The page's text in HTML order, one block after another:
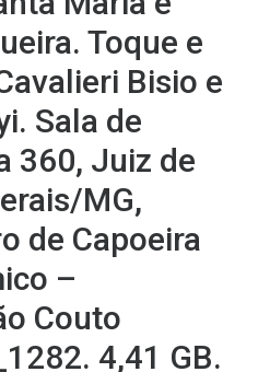
Toque e
Bisio e
Sala de
360, Juiz de
MG,
de Capoeira
–
Couto
4,41 GB.